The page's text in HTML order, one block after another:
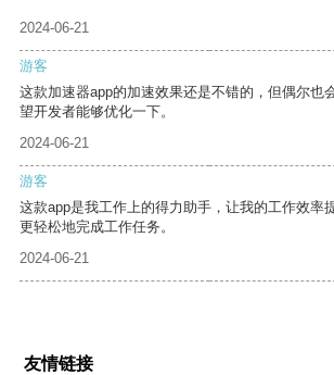
2024-06-21
游客
这款加速器app的加速效果还是不错的，但偶尔也
望开发者能够优化一下。
2024-06-21
游客
这款app是我工作上的得力助手，让我的工作效率
更轻松地完成工作任务。
2024-06-21
友情链接